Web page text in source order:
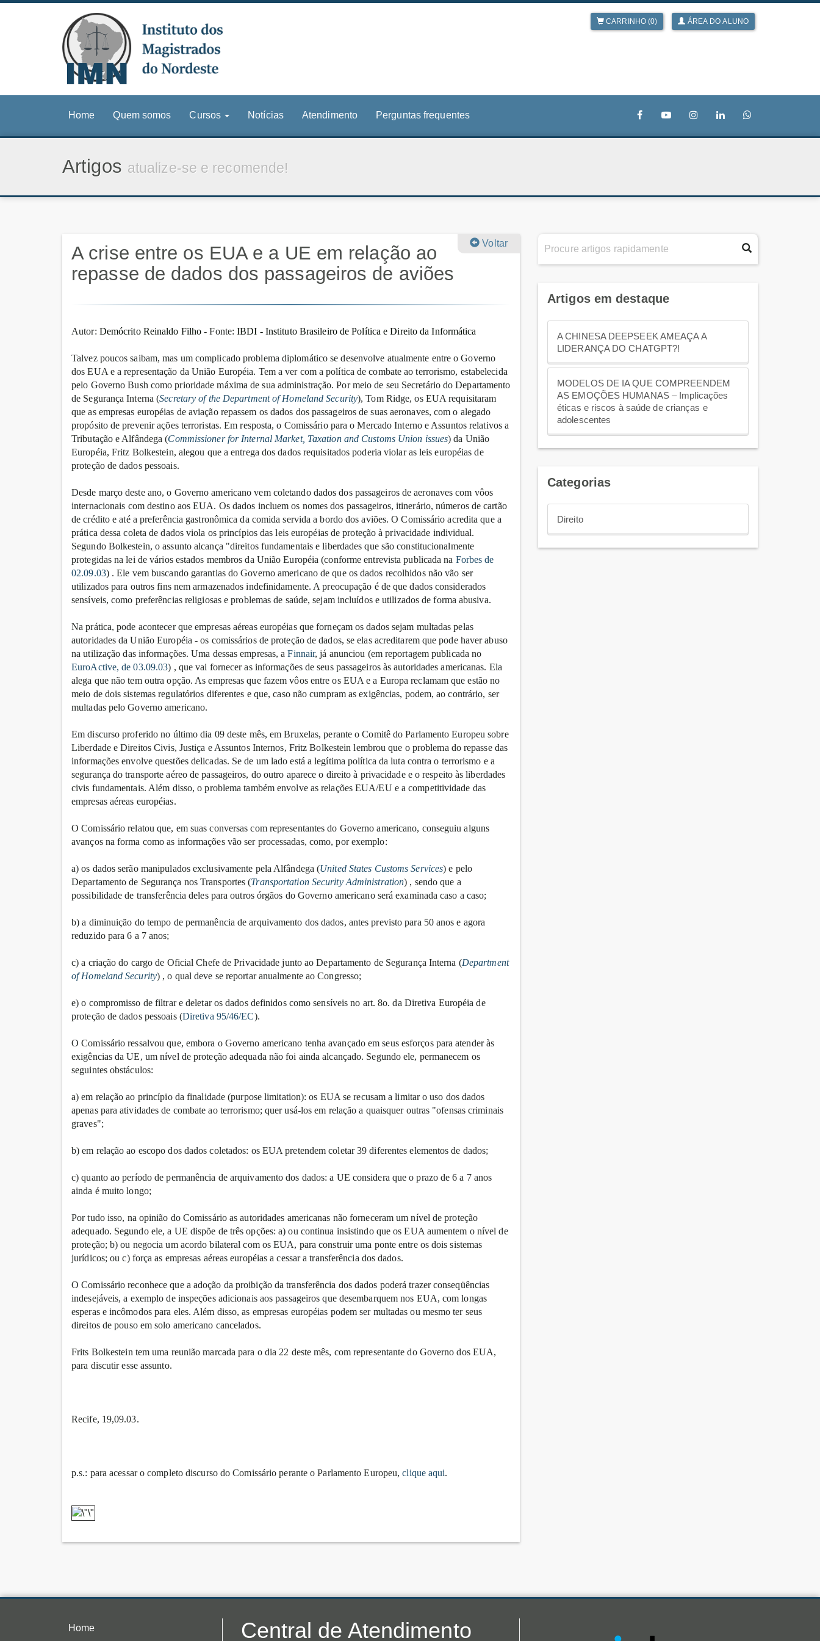
CARRINHO (0) ÁREA DO ALUNO
Home Quem somos Cursos Notícias Atendimento Perguntas frequentes
Artigos atualize-se e recomende!
Voltar
A crise entre os EUA e a UE em relação ao
repasse de dados dos passageiros de aviões
Autor: Demócrito Reinaldo Filho - Fonte:IBDI - Instituto Brasileiro de Política e Direito da Informática
Talvez poucos saibam, mas um complicado problema diplomático se desenvolve atualmente entre o Governo
dos EUA e a representação da União Européia. Tem a ver com a política de combate ao terrorismo, estabelecida
pelo Governo Bush como prioridade máxima de sua administração. Por meio de seu Secretário do Departamento
de Segurança Interna (Secretary of the Department of Homeland Security), Tom Ridge, os EUA requisitaram
que as empresas européias de aviação repassem os dados dos passageiros de suas aeronaves, com o alegado
propósito de prevenir ações terroristas. Em resposta, o Comissário para o Mercado Interno e Assuntos relativos a
Tributação e Alfândega (Commissioner for Internal Market, Taxation and Customs Union issues) da União
Européia, Fritz Bolkestein, alegou que a entrega dos dados requisitados poderia violar as leis européias de
proteção de dados pessoais.
Desde março deste ano, o Governo americano vem coletando dados dos passageiros de aeronaves com vôos
internacionais com destino aos EUA. Os dados incluem os nomes dos passageiros, itinerário, números de cartão
de crédito e até a preferência gastronômica da comida servida a bordo dos aviões. O Comissário acredita que a
prática dessa coleta de dados viola os princípios das leis européias de proteção à privacidade individual.
Segundo Bolkestein, o assunto alcança "direitos fundamentais e liberdades que são constitucionalmente
protegidas na lei de vários estados membros da União Européia (conforme entrevista publicada na Forbes de
02.09.03) . Ele vem buscando garantias do Governo americano de que os dados recolhidos não vão ser
utilizados para outros fins nem armazenados indefinidamente. A preocupação é de que dados considerados
sensíveis, como preferências religiosas e problemas de saúde, sejam incluídos e utilizados de forma abusiva.
Na prática, pode acontecer que empresas aéreas européias que forneçam os dados sejam multadas pelas
autoridades da União Européia - os comissários de proteção de dados, se elas acreditarem que pode haver abuso
na utilização das informações. Uma dessas empresas, aFinnair, já anunciou (em reportagem publicada no
EuroActive, de 03.09.03) , que vai fornecer as informações de seus passageiros às autoridades americanas. Ela
alega que não tem outra opção. As empresas que fazem vôos entre os EUA e a Europa reclamam que estão no
meio de dois sistemas regulatórios diferentes e que, caso não cumpram as exigências, podem, ao contrário, ser
multadas pelo Governo americano.
Em discurso proferido no último dia 09 deste mês, em Bruxelas, perante o Comitê do Parlamento Europeu sobre
Liberdade e Direitos Civis, Justiça e Assuntos Internos, Fritz Bolkestein lembrou que o problema do repasse das
informações envolve questões delicadas. Se de um lado está a legítima política da luta contra o terrorismo e a
segurança do transporte aéreo de passageiros, do outro aparece o direito à privacidade e o respeito às liberdades
civis fundamentais. Além disso, o problema também envolve as relações EUA/EU e a competitividade das
empresas aéreas européias.
O Comissário relatou que, em suas conversas com representantes do Governo americano, conseguiu alguns
avanços na forma como as informações vão ser processadas, como, por exemplo:
a) os dados serão manipulados exclusivamente pela Alfândega (United States Customs Services) e pelo
Departamento de Segurança nos Transportes (Transportation Security Administration) , sendo que a
possibilidade de transferência deles para outros órgãos do Governo americano será examinada caso a caso;
b) a diminuição do tempo de permanência de arquivamento dos dados, antes previsto para 50 anos e agora
reduzido para 6 a 7 anos;
c) a criação do cargo de Oficial Chefe de Privacidade junto ao Departamento de Segurança Interna (Department
of Homeland Security) , o qual deve se reportar anualmente ao Congresso;
e) o compromisso de filtrar e deletar os dados definidos como sensíveis no art. 8o. da Diretiva Européia de
proteção de dados pessoais (Diretiva 95/46/EC).
O Comissário ressalvou que, embora o Governo americano tenha avançado em seus esforços para atender às
exigências da UE, um nível de proteção adequada não foi ainda alcançado. Segundo ele, permanecem os
seguintes obstáculos:
a) em relação ao princípio da finalidade (purpose limitation): os EUA se recusam a limitar o uso dos dados
apenas para atividades de combate ao terrorismo; quer usá-los em relação a quaisquer outras "ofensas criminais
graves";
b) em relação ao escopo dos dados coletados: os EUA pretendem coletar 39 diferentes elementos de dados;
c) quanto ao período de permanência de arquivamento dos dados: a UE considera que o prazo de 6 a 7 anos
ainda é muito longo;
Por tudo isso, na opinião do Comissário as autoridades americanas não forneceram um nível de proteção
adequado. Segundo ele, a UE dispõe de três opções: a) ou continua insistindo que os EUA aumentem o nível de
proteção; b) ou negocia um acordo bilateral com os EUA, para construir uma ponte entre os dois sistemas
jurídicos; ou c) força as empresas aéreas européias a cessar a transferência dos dados.
O Comissário reconhece que a adoção da proibição da transferência dos dados poderá trazer conseqüências
indesejáveis, a exemplo de inspeções adicionais aos passageiros que desembarquem nos EUA, com longas
esperas e incômodos para eles. Além disso, as empresas européias podem ser multadas ou mesmo ter seus
direitos de pouso em solo americano cancelados.
Frits Bolkestein tem uma reunião marcada para o dia 22 deste mês, com representante do Governo dos EUA,
para discutir esse assunto.
Recife, 19,09.03.
p.s.: para acessar o completo discurso do Comissário perante o Parlamento Europeu,clique aqui.
Artigos em destaque
A CHINESA DEEPSEEK AMEAÇA A
LIDERANÇA DO CHATGPT?!
MODELOS DE IA QUE COMPREENDEM
AS EMOÇÕES HUMANAS – Implicações
éticas e riscos à saúde de crianças e
adolescentes
Categorias
Direito
Home Central de Atendimento